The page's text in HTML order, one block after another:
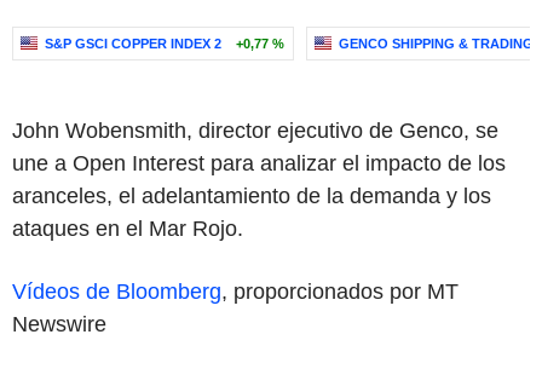
S&P GSCI COPPER INDEX 2 +0,77 % GENCO SHIPPING & TRADING
John Wobensmith, director ejecutivo de Genco, se
une a Open Interest para analizar el impacto de los
aranceles, el adelantamiento de la demanda y los
ataques en el Mar Rojo.
Vídeos de Bloomberg, proporcionados por MT
Newswire